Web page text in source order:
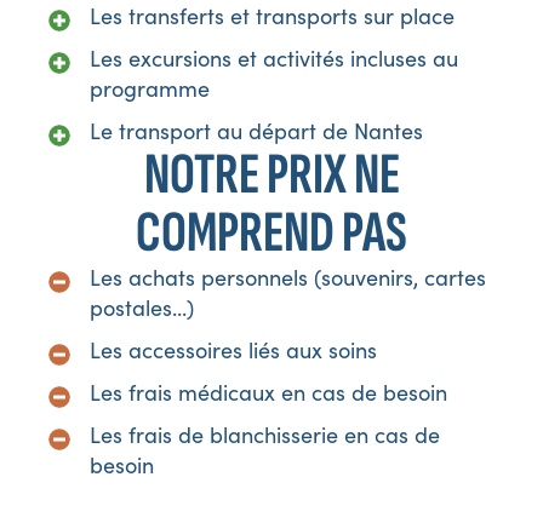
Les transferts et transports sur place
Les excursions et activités incluses au
programme
Le transport au départ de Nantes
NOTRE PRIX NE
COMPREND PAS
Les achats personnels (souvenirs, cartes
postales...)
Les accessoires liés aux soins
Les frais médicaux en cas de besoin
Les frais de blanchisserie en cas de
besoin